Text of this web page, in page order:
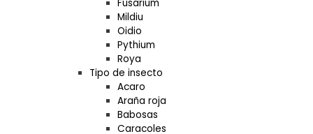
Fusarium
Mildiu
Oidio
Pythium
Roya
Tipo de insecto
Acaro
Araña roja
Babosas
Caracoles